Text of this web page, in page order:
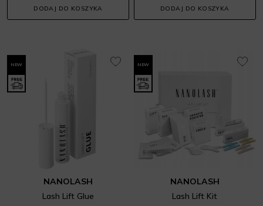
DODAJ DO KOSZYKA DODAJ DO KOSZYKA
NEW
NANOLASH
Lash Lift Glue
NEW
NANOLASH
Lash Lift Kit